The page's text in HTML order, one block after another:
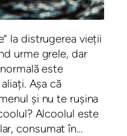
la distrugerea vieții
urme grele, dar
este
Așa că
și nu te rușina
Alcoolul este
consumat în…